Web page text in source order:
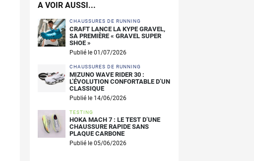
A VOIR AUSSI...
CHAUSSURES DE RUNNING
CRAFT LANCE LA KYPE GRAVEL,
SA PREMIÈRE « GRAVEL SUPER
SHOE »
Publié le 01/07/2026
CHAUSSURES DE RUNNING
MIZUNO WAVE RIDER 30 :
L’ÉVOLUTION CONFORTABLE D’UN
CLASSIQUE
Publié le 14/06/2026
TESTING
HOKA MACH 7 : LE TEST D’UNE
CHAUSSURE RAPIDE SANS
PLAQUE CARBONE
Publié le 05/06/2026